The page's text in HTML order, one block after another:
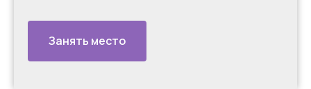
Занять место